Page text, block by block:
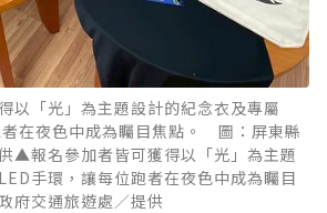
以「光」為主題設計的紀念衣及專屬
在夜色中成為矚目焦點。 圖：屏東縣
▲報名參加者皆可獲得以「光」為主題
手環，讓每位跑者在夜色中成為矚目
府交通旅遊處／提供